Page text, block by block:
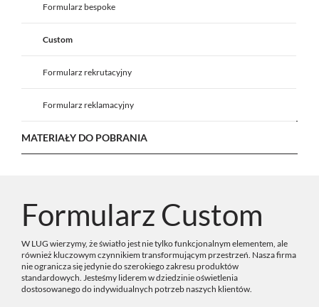
Formularz bespoke
Custom
Formularz rekrutacyjny
Formularz reklamacyjny
MATERIAŁY DO POBRANIA
Formularz Custom
W LUG wierzymy, że światło jest nie tylko funkcjonalnym elementem, ale
również kluczowym czynnikiem transformującym przestrzeń. Nasza firma
nie ogranicza się jedynie do szerokiego zakresu produktów
standardowych. Jesteśmy liderem w dziedzinie oświetlenia
dostosowanego do indywidualnych potrzeb naszych klientów.